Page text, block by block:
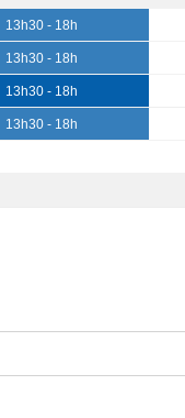
13h30 - 18h
13h30 - 18h
13h30 - 18h
13h30 - 18h